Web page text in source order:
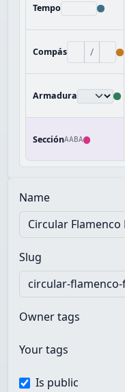
Tempo
Compás /
Armadura
SecciónAABA
Name
Slug
Owner tags
Your tags
Is public